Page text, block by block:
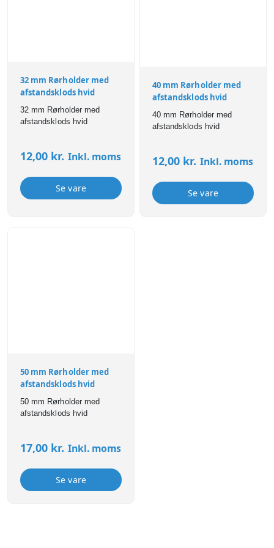
32 mm Rørholder med
afstandsklods hvid
32 mm Rørholder med
afstandsklods hvid
12,00 kr. Inkl. moms
Se vare
40 mm Rørholder med
afstandsklods hvid
40 mm Rørholder med
afstandsklods hvid
12,00 kr. Inkl. moms
Se vare
50 mm Rørholder med
afstandsklods hvid
50 mm Rørholder med
afstandsklods hvid
17,00 kr. Inkl. moms
Se vare